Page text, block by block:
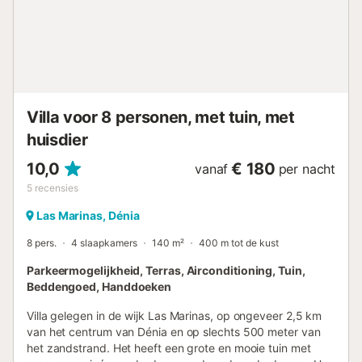
Villa voor 8 personen, met tuin, met
huisdier
10,0
5 recensies
vanaf € 180 per nacht
Las Marinas, Dénia
8 pers. 4 slaapkamers 140 m² 400 m tot de kust
Parkeermogelijkheid, Terras, Airconditioning, Tuin,
Beddengoed, Handdoeken
Villa gelegen in de wijk Las Marinas, op ongeveer 2,5 km
van het centrum van Dénia en op slechts 500 meter van
het zandstrand. Het heeft een grote en mooie tuin met